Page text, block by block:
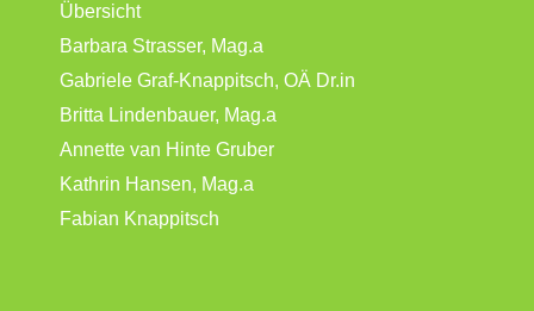
Übersicht
Barbara Strasser, Mag.a
Gabriele Graf-Knappitsch, OÄ Dr.in
Britta Lindenbauer, Mag.a
Annette van Hinte Gruber
Kathrin Hansen, Mag.a
Fabian Knappitsch